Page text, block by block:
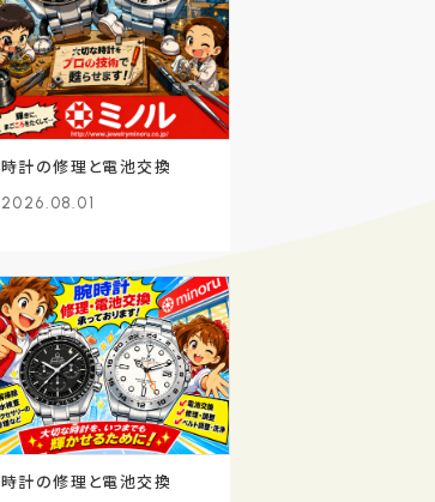
時計の修理と電池交換
2026.08.01
時計の修理と電池交換